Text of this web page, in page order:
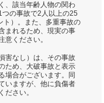
、該当年齢人物の関わ
の事故で2人以上の25
ト）。また、多重事故の
まれるため、現実の事
意ください。
害なし）は、その事故
ため、大破事故と表示
場合がございます。同
いますが、他に負傷者
ださい。